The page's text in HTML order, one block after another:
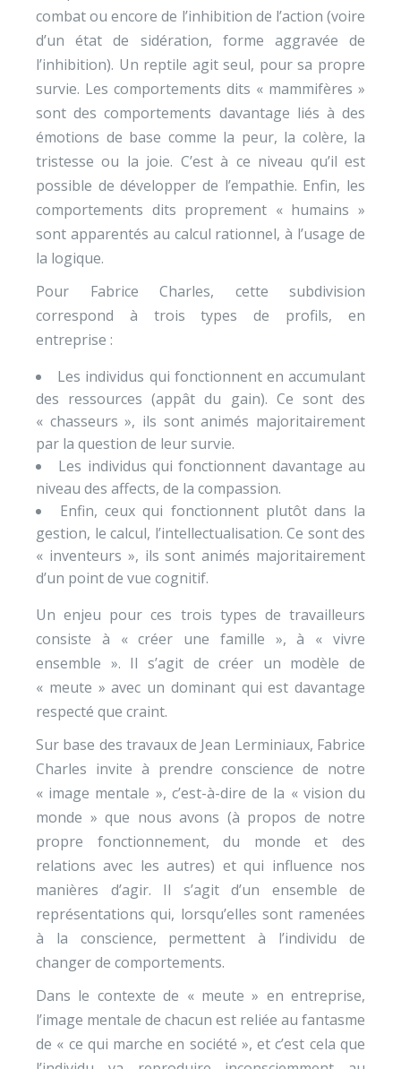
combat ou encore de l’inhibition de l’action (voire
d’un état de sidération, forme aggravée de
l’inhibition). Un reptile agit seul, pour sa propre
survie. Les comportements dits « mammifères »
sont des comportements davantage liés à des
émotions de base comme la peur, la colère, la
tristesse ou la joie. C’est à ce niveau qu’il est
possible de développer de l’empathie. Enfin, les
comportements dits proprement « humains »
sont apparentés au calcul rationnel, à l’usage de
la logique.
Pour Fabrice Charles, cette subdivision
correspond à trois types de profils, en
entreprise :
Les individus qui fonctionnent en accumulant
des ressources (appât du gain). Ce sont des
« chasseurs », ils sont animés majoritairement
par la question de leur survie.
Les individus qui fonctionnent davantage au
niveau des affects, de la compassion.
Enfin, ceux qui fonctionnent plutôt dans la
gestion, le calcul, l’intellectualisation. Ce sont des
« inventeurs », ils sont animés majoritairement
d’un point de vue cognitif.
Un enjeu pour ces trois types de travailleurs
consiste à « créer une famille », à « vivre
ensemble ». Il s’agit de créer un modèle de
« meute » avec un dominant qui est davantage
respecté que craint.
Sur base des travaux de Jean Lerminiaux, Fabrice
Charles invite à prendre conscience de notre
« image mentale », c’est-à-dire de la « vision du
monde » que nous avons (à propos de notre
propre fonctionnement, du monde et des
relations avec les autres) et qui influence nos
manières d’agir. Il s’agit d’un ensemble de
représentations qui, lorsqu’elles sont ramenées
à la conscience, permettent à l’individu de
changer de comportements.
Dans le contexte de « meute » en entreprise,
l’image mentale de chacun est reliée au fantasme
de « ce qui marche en société », et c’est cela que